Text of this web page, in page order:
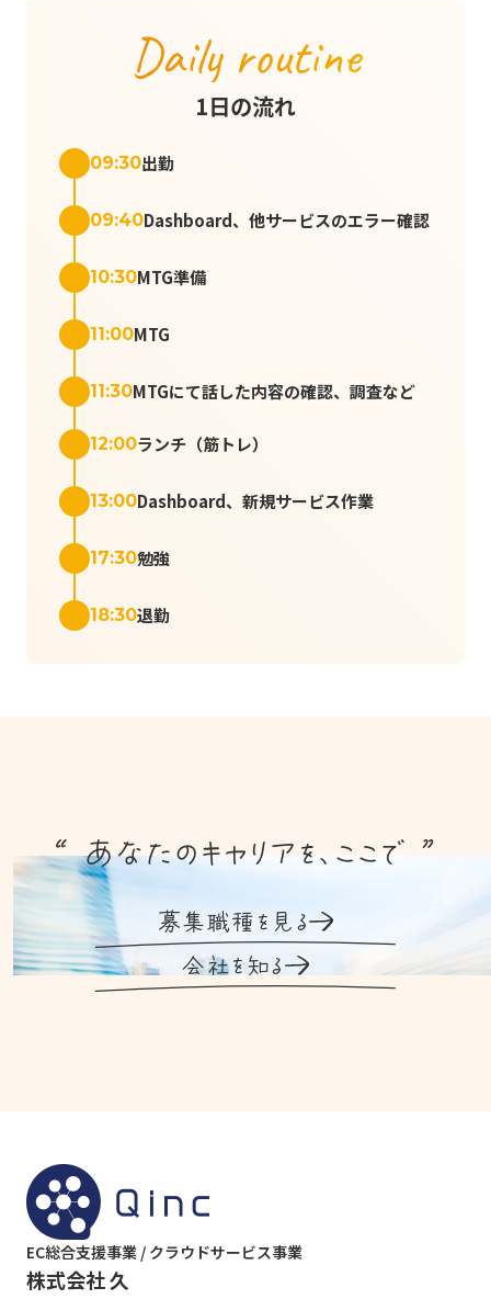
Daily routine
1日の流れ
09:30出勤
09:40Dashboard、他サービスのエラー確認
10:30MTG準備
11:00MTG
11:30MTGにて話した内容の確認、調査など
12:00ランチ（筋トレ）
13:00Dashboard、新規サービス作業
17:30勉強
18:30退勤
“ あなたのキャリアを、ここで ”
募集職種を見る
会社を知る
EC総合支援事業 / クラウドサービス事業
株式会社 久